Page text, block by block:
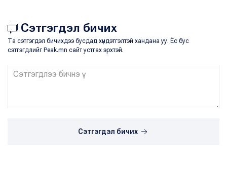
Сэтгэгдэл бичих
Та сэтгэгдэл бичихдээ бусдад хүндэтгэлтэй хандана уу. Ёс бус
сэтгэгдлийг Peak.mn сайт устгах эрхтэй.
Сэтгэгдэл бичих